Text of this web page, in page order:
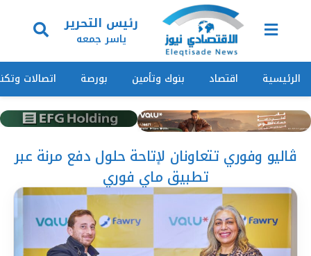
رئيس التحرير
ياسر جمعه
الرئيسية اقتصاد بنوك وتأمين بورصة اتصالات
ڤاليو وفوري تتعاونان لإتاحة حلول دفع مرنة عبر
تطبيق ماي فوري